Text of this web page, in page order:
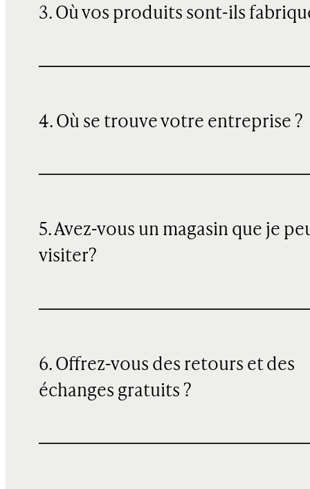
3. Où vos produits sont-ils
4. Où se trouve votre entreprise ?
5. Avez-vous un magasin que je
visiter?
6. Offrez-vous des retours et des
échanges gratuits ?